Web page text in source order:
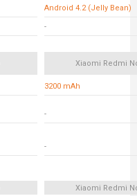
Android 4.2 (Jelly Bean)
-
Xiaomi Redmi
3200 mAh
-
-
Xiaomi Redmi